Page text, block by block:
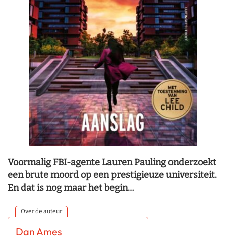
Voormalig FBI-agente Lauren Pauling onderzoekt
een brute moord op een prestigieuze universiteit.
En dat is nog maar het begin…
Over de auteur
Dan Ames